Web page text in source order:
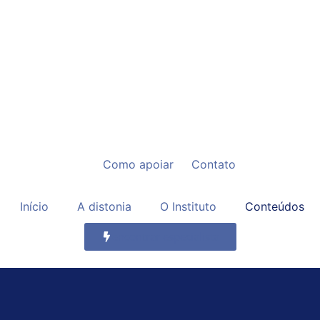
Como apoiar Contato
Início A distonia O Instituto Conteúdos